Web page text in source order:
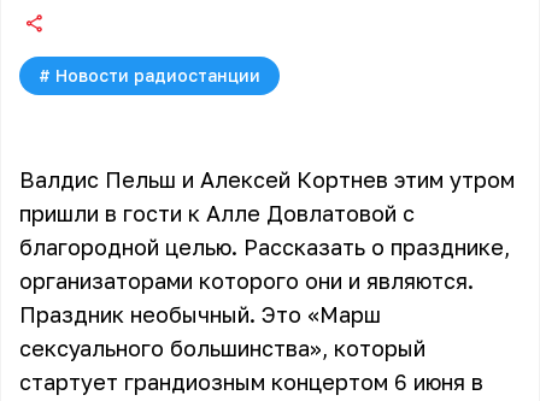
# Новости радиостанции
Валдис Пельш и Алексей Кортнев этим утром
пришли в гости к Алле Довлатовой с
благородной целью. Рассказать о празднике,
организаторами которого они и являются.
Праздник необычный. Это «Марш
сексуального большинства», который
стартует грандиозным концертом 6 июня в